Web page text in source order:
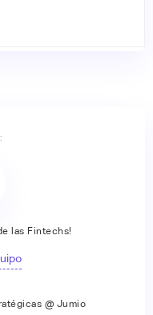
las Fintechs!
@ Jumio